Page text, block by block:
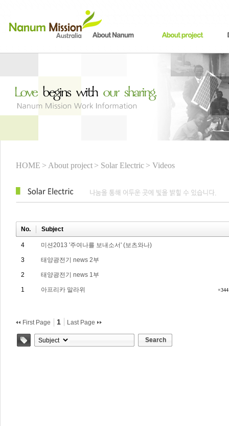
HOME > About project > Solar Electric > Videos
No. Subject
4 미션2013 '주여나를 보내소서' (보츠와나)
3 태양광전기 news 2부
2 태양광전기 news 1부
1 아프리카 말라위 +344
First Page 1 Last Page
Search